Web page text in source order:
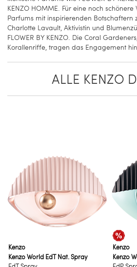
KENZO HOMME. Für eine noch schönere
Parfums mit inspirierenden
Charlotte Lavault, Aktivistin und
FLOWER BY KENZO. Die Coral
Korallenriffe, tragen das Engagement
ALLE KENZO
Kenzo
Kenzo World EdT Nat. Spray
Kenzo
Kenzo